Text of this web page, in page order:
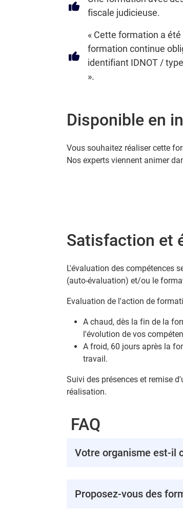
fiscale judicieuse.
« Cette formation a
formation continue
identifiant IDNOT /
».
Disponible en
Vous souhaitez réaliser cette
Nos experts viennent animer
Satisfaction et
L'évaluation des compétences
(auto-évaluation) et/ou le
Evaluation de l'action de
A chaud, dès la fin de la
l'évolution de vos
A froid, 60 jours après la
travail.
Suivi des présences et remise
réalisation.
FAQ
Votre organisme est-il
Proposez-vous des